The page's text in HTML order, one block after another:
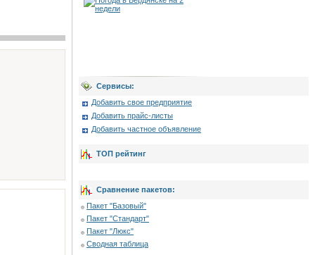
Сервисы:
Добавить свое предприятие
Добавить прайс-листы
Добавить частное объявление
ТОП рейтинг
Сравнение пакетов:
Пакет "Базовый"
Пакет "Стандарт"
Пакет "Люкс"
Сводная таблица